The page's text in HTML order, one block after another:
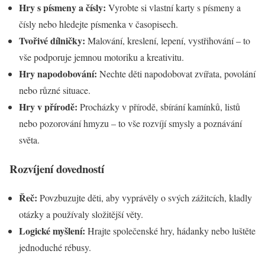
Hry s písmeny a čísly: Vyrobte si vlastní karty s písmeny a
čísly nebo hledejte písmenka v časopisech.
Tvořivé dílničky: Malování, kreslení, lepení, vystřihování – to
vše podporuje jemnou motoriku a kreativitu.
Hry napodobování: Nechte děti napodobovat zvířata, povolání
nebo různé situace.
Hry v přírodě: Procházky v přírodě, sbírání kamínků, listů
nebo pozorování hmyzu – to vše rozvíjí smysly a poznávání
světa.
Rozvíjení dovedností
Řeč: Povzbuzujte děti, aby vyprávěly o svých zážitcích, kladly
otázky a používaly složitější věty.
Logické myšlení: Hrajte společenské hry, hádanky nebo luštěte
jednoduché rébusy.